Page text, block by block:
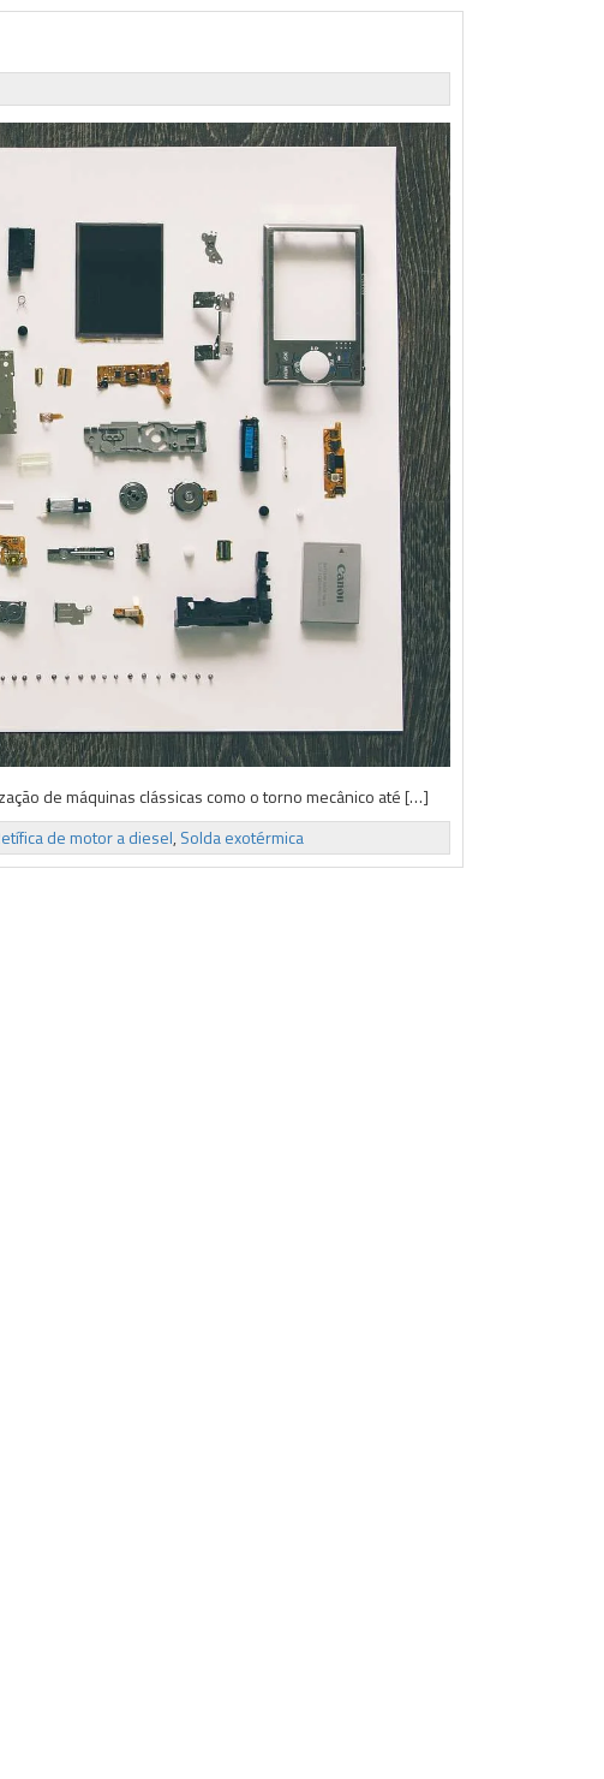
de máquinas clássicas como o torno mecânico até […]
de motor a diesel,Solda exotérmica